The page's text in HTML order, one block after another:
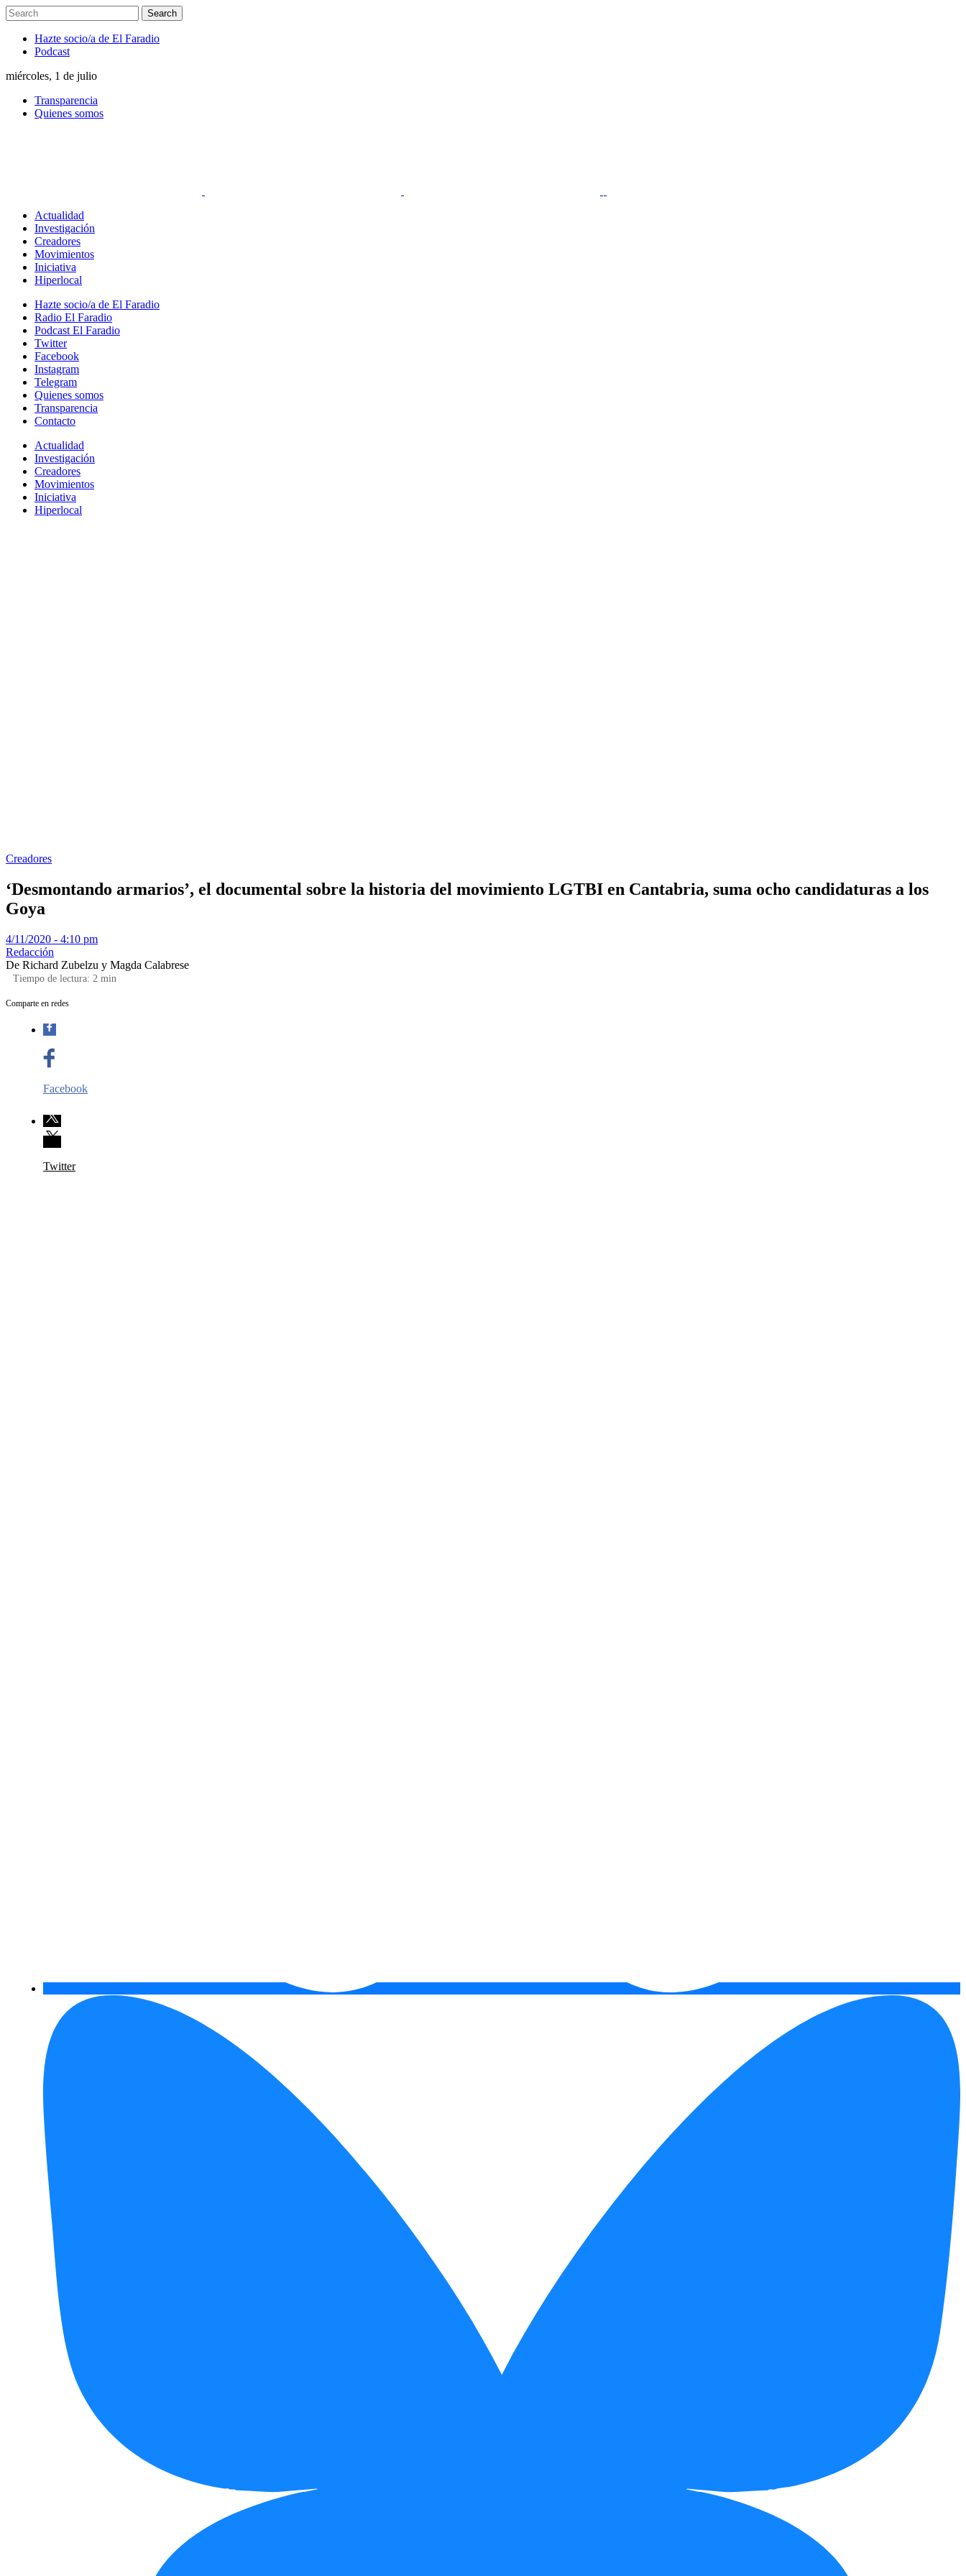
Hazte socio/a de El Faradio
Podcast
miércoles, 1 de julio
Transparencia
Quienes somos
Actualidad
Investigación
Creadores
Movimientos
Iniciativa
Hiperlocal
Hazte socio/a de El Faradio
Radio El Faradio
Podcast El Faradio
Twitter
Facebook
Instagram
Telegram
Quienes somos
Transparencia
Contacto
Actualidad
Investigación
Creadores
Movimientos
Iniciativa
Hiperlocal
Creadores
‘Desmontando armarios’, el documental sobre la historia del movimiento LGTBI en Cantabria, suma ocho candidaturas a los
Goya
4/11/2020 - 4:10 pm
Redacción
De Richard Zubelzu y Magda Calabrese
Tiempo de lectura: 2 min
Comparte en redes
Facebook
Twitter